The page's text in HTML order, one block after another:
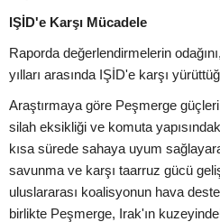
IŞİD'e Karşı Mücadele
Raporda değerlendirmelerin
yılları arasında IŞİD'e karşı
Araştırmaya göre Peşmerge
silah eksikliği ve komuta
kısa sürede sahaya uyum
savunma ve karşı taarruz gücü
uluslararası koalisyonun hava
birlikte Peşmerge, Irak'ın